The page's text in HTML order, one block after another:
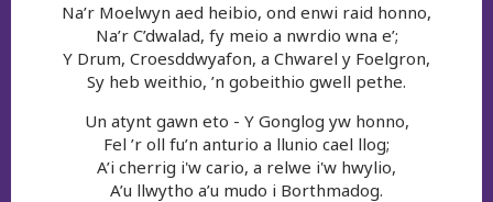
Na’r Moelwyn aed heibio, ond enwi raid honno,
Na’r C’dwalad, fy meio a nwrdio wna e’;
Y Drum, Croesddwyafon, a Chwarel y Foelgron,
Sy heb weithio, ’n gobeithio gwell pethe.
Un atynt gawn eto - Y Gonglog yw honno,
Fel ’r oll fu’n anturio a llunio cael llog;
A’i cherrig i'w cario, a relwe i'w hwylio,
A’u llwytho a’u mudo i Borthmadog.